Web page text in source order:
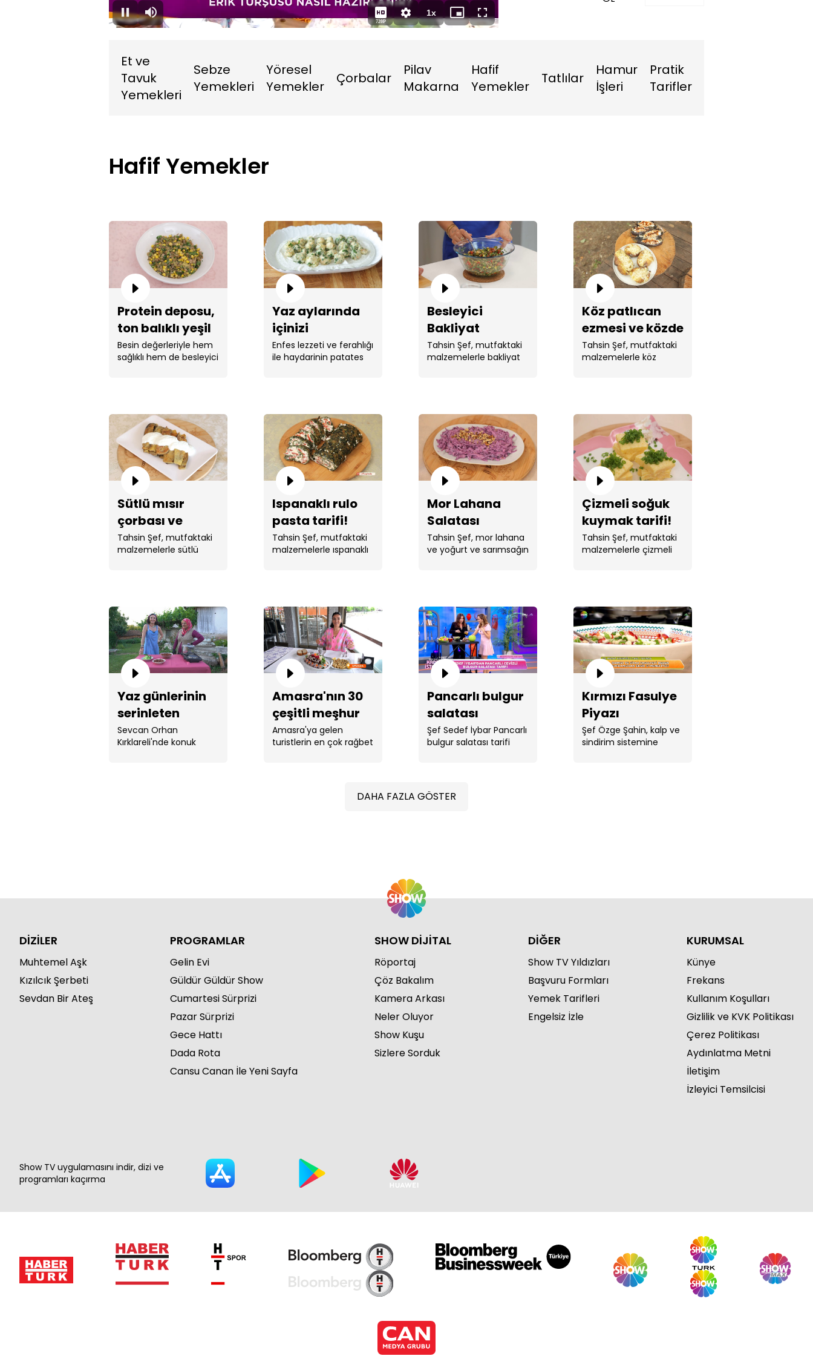
DuraklatSessiz
Süre
720P
1.43%
1xOynatma
Hızı
Mini
oynatıcı
Tam
Ekran
Et ve
Tavuk
Yemekleri
Sebze
Yemekleri
Yöresel
Yemekler
Çorbalar
Pilav
Makarna
Hafif
Yemekler
Tatlılar
Hamur
İşleri
Pratik
Tarifler
Hafif Yemekler
Protein deposu,
ton balıklı yeşil
mercimek
salatası!
Besin değerleriyle hem
sağlıklı hem de besleyici
Yaz aylarında
içinizi
serinletecek
haydari tarifi!
Enfes lezzeti ve ferahlığı
ile haydarinin patates
Besleyici
Bakliyat
Salatası
Tahsin Şef, mutfaktaki
malzemelerle bakliyat
Köz patlıcan
ezmesi ve közde
kumpir tarifi!
Tahsin Şef, mutfaktaki
malzemelerle köz
Sütlü mısır
çorbası ve
patlıcan
hamsisi tarifi!
Tahsin Şef, mutfaktaki
malzemelerle sütlü
Ispanaklı rulo
pasta tarifi!
Tahsin Şef, mutfaktaki
malzemelerle ıspanaklı
Mor Lahana
Salatası
Tahsin Şef, mor lahana
ve yoğurt ve sarımsağın
Çizmeli soğuk
kuymak tarifi!
Tahsin Şef, mutfaktaki
malzemelerle çizmeli
Yaz günlerinin
serinleten
lezzeti elma
hoşafı
Sevcan Orhan
Kırklareli'nde konuk
Amasra'nın 30
çeşitli meşhur
salatası
Amasra'ya gelen
turistlerin en çok rağbet
Pancarlı bulgur
salatası
Şef Sedef İybar Pancarlı
bulgur salatası tarifi
Kırmızı Fasulye
Piyazı
Şef Özge Şahin, kalp ve
sindirim sistemine
DAHA FAZLA GÖSTER
DİZİLER
Muhtemel Aşk
Kızılcık Şerbeti
Sevdan Bir Ateş
PROGRAMLAR
Gelin Evi
Güldür Güldür Show
Cumartesi Sürprizi
Pazar Sürprizi
Gece Hattı
Dada Rota
Cansu Canan İle Yeni Sayfa
SHOW DİJİTAL
Röportaj
Çöz Bakalım
Kamera Arkası
Neler Oluyor
Show Kuşu
Sizlere Sorduk
DİĞER
Show TV Yıldızları
Başvuru Formları
Yemek Tarifleri
Engelsiz İzle
KURUMSAL
Künye
Frekans
Kullanım Koşulları
Gizlilik ve KVK Politikası
Çerez Politikası
Aydınlatma Metni
İletişim
İzleyici Temsilcisi
Show TV uygulamasını indir, dizi ve
programları kaçırma